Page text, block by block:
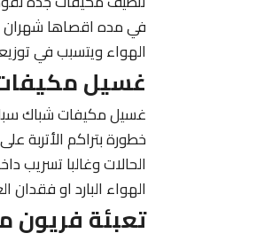
في مده اقصاها شهران او
الهواء ويتسبب في
غسيل
غسيل مكيفات شباك
خطورة بتراكم الأتربة
الحالات وغالبا تسريب
الهواء البارد او
تعبئة